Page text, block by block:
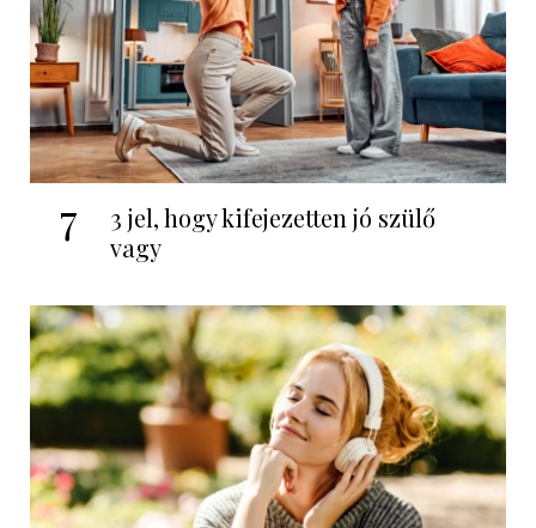
7
3 jel, hogy kifejezetten jó szülő
vagy